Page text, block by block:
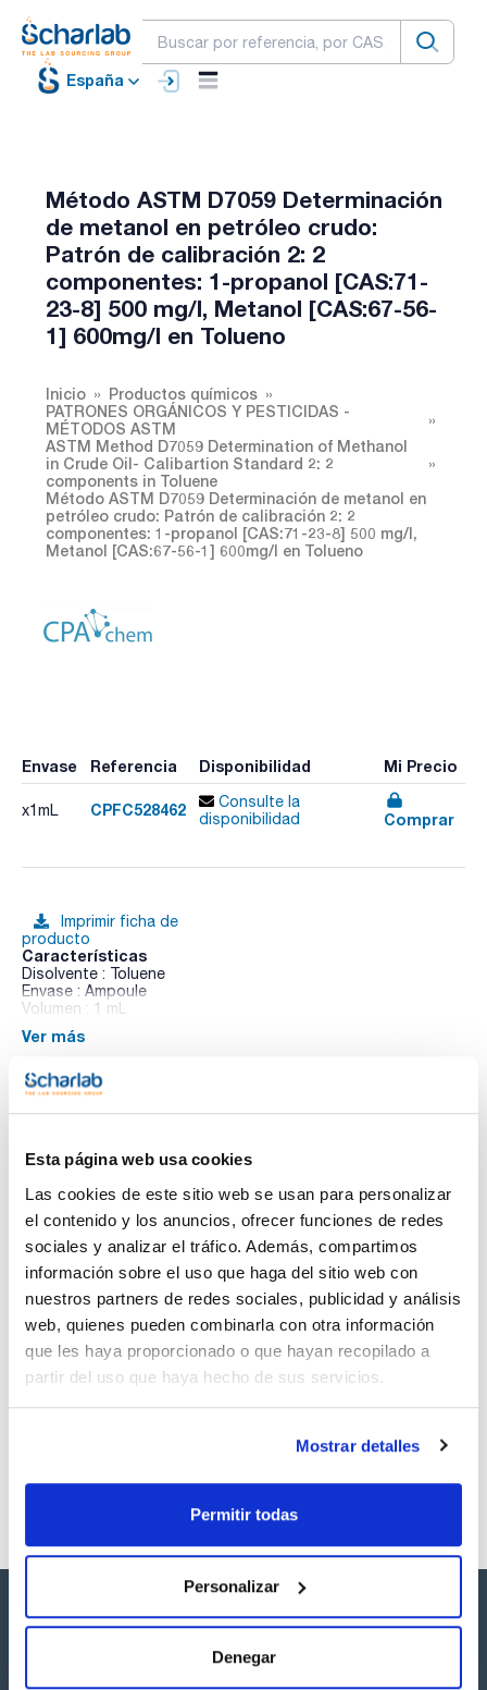
Esta página web usa cookies
Las cookies de este sitio web se usan para personalizar
el contenido y los anuncios, ofrecer funciones de redes
sociales y analizar el tráfico. Además, compartimos
información sobre el uso que haga del sitio web con
nuestros partners de redes sociales, publicidad y análisis
web, quienes pueden combinarla con otra información
que les haya proporcionado o que hayan recopilado a
partir del uso que haya hecho de sus servicios.
Mostrar detalles
Permitir todas
Personalizar
Denegar
España
Método ASTM D7059 Determinación
de metanol en petróleo crudo:
Patrón de calibración 2: 2
componentes: 1-propanol [CAS:71-
23-8] 500 mg/l, Metanol [CAS:67-56-
1] 600mg/l en Tolueno
Inicio
Productos químicos
PATRONES ORGÁNICOS Y PESTICIDAS -
MÉTODOS ASTM
ASTM Method D7059 Determination of Methanol
in Crude Oil- Calibartion Standard 2: 2
components in Toluene
Método ASTM D7059 Determinación de metanol en
petróleo crudo: Patrón de calibración 2: 2
componentes: 1-propanol [CAS:71-23-8] 500 mg/l,
Metanol [CAS:67-56-1] 600mg/l en Tolueno
Envase Referencia Disponibilidad Mi Precio
x1mL CPFC528462
Consulte la
disponibilidad
Comprar
Imprimir ficha de
producto
Características
Disolvente : Toluene
Envase : Ampoule
Volumen : 1 mL
Composition:
1-Propanol 500mg/l [71-23-8]
Ver más
TDS / Ficha técnica
Regístrate para
descargas
Regístrate para
descargas
SDS/ Hoja de seguridad
Regístrate para
descargas
Los productos marcados con esta imagen son
productos marca Scharlau habitualmente en stock,
listos para una entrega inmediata.